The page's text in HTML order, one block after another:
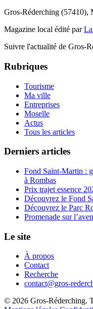
Gros-Réderching
Magazine local édité par
Suivre l'actualité de Gros-
Rubriques
Tourisme
Ma ville
Entreprises
Moselle
Actus
Tous les articles
Derniers articles
Fond Saint-Martin :
à Rombas
Prix trajet essence
Découvrez le Fond
Découvrez le Parc
Promenade sur
Le site
À propos
Contact
Recherche
contact@gros-
© 2026 Gros-Réderching.